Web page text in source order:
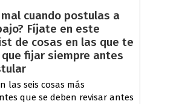
mal cuando postulas a
Fíjate en este
de cosas en las que te
fijar siempre antes
las seis cosas más
que se deben revisar antes